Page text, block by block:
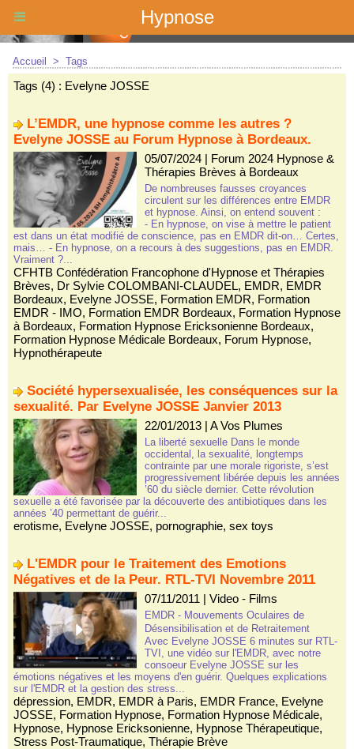
Hypnose
Accueil > Tags
Tags (4) : Evelyne JOSSE
L’EMDR, une hypnose comme les autres ?
Evelyne JOSSE au Forum Hypnose à Bordeaux.
05/07/2024| Forum 2024 Hypnose &
Thérapies Brèves à Bordeaux
De nombreuses fausses croyances
circulent sur les différences entre EMDR
et hypnose. Ainsi, on entend souvent :
- En hypnose, on vise à mettre le patient
est dans un état modifié de conscience, pas en EMDR dit-on… Certes,
mais… - En hypnose, on a recours à des suggestions, pas en EMDR.
Vraiment ?...
CFHTB Confédération Francophone d'Hypnose et Thérapies
Brèves, Dr Sylvie COLOMBANI-CLAUDEL, EMDR, EMDR
Bordeaux, Evelyne JOSSE, Formation EMDR, Formation
EMDR - IMO, Formation EMDR Bordeaux, Formation Hypnose
à Bordeaux, Formation Hypnose Ericksonienne Bordeaux,
Formation Hypnose Médicale Bordeaux, Forum Hypnose,
Hypnothérapeute
Société hypersexualisée, les conséquences sur la
sexualité. Par Evelyne JOSSE Janvier 2013
22/01/2013| A Vos Plumes
La liberté sexuelle Dans le monde
occidental, la sexualité, longtemps
contrainte par une morale rigoriste, s’est
progressivement libérée depuis les années
’60 du siècle dernier. Cette révolution
sexuelle a été favorisée par la découverte des antibiotiques dans les
années ’40 permettant de guérir...
erotisme, Evelyne JOSSE, pornographie, sex toys
L'EMDR pour le Traitement des Emotions
Négatives et de la Peur. RTL-TVI Novembre 2011
07/11/2011 | Video - Films
EMDR - Mouvements Oculaires de
Désensibilisation et de Retraitement
Avec Evelyne JOSSE 6 minutes sur RTL-
TVI, une vidéo sur l'EMDR, avec notre
consoeur Evelyne JOSSE sur les
émotions négatives et les moyens d'en guérir. Quelques explications
sur l'EMDR et la gestion des stress...
dépression, EMDR, EMDR à Paris, EMDR France, Evelyne
JOSSE, Formation Hypnose, Formation Hypnose Médicale,
Hypnose, Hypnose Ericksonienne, Hypnose Thérapeutique,
Stress Post-Traumatique, Thérapie Brève